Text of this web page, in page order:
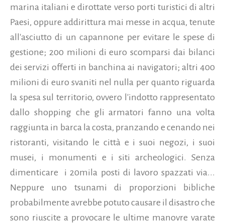
marina italiani e dirottate verso porti turistici di altri
Paesi, oppure addirittura mai messe in acqua, tenute
all'asciutto di un capannone per evitare le spese di
gestione; 200 milioni di euro scomparsi dai bilanci
dei servizi offerti in banchina ai navigatori; altri 400
milioni di euro svaniti nel nulla per quanto riguarda
la spesa sul territorio, ovvero l'indotto rappresentato
dallo shopping che gli armatori fanno una volta
raggiunta in barca la costa, pranzando e cenando nei
ristoranti, visitando le città e i suoi negozi, i suoi
musei, i monumenti e i siti archeologici. Senza
dimenticare i 20mila posti di lavoro spazzati via...
Neppure uno tsunami di proporzioni bibliche
probabilmente avrebbe potuto causare il disastro che
sono riuscite a provocare le ultime manovre varate